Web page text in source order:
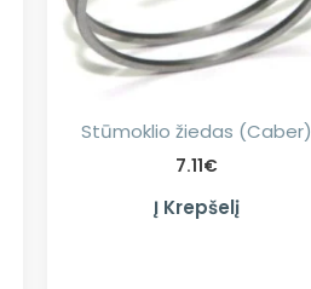
Stūmoklio žiedas (Caber)
7.11€
Į Krepšelį